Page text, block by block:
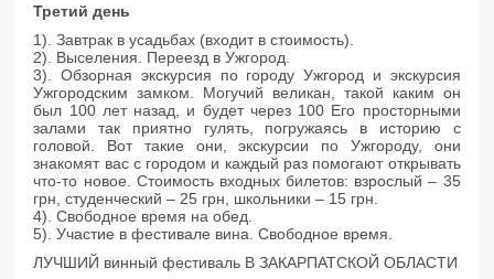
Третий день
1). Завтрак в усадьбах (входит в стоимость).
2). Выселения. Переезд в Ужгород.
3). Обзорная экскурсия по городу Ужгород и экскурсия
Ужгородским замком. Могучий великан, такой каким он
был 100 лет назад, и будет через 100 Его просторными
залами так приятно гулять, погружаясь в историю с
головой. Вот такие они, экскурсии по Ужгороду, они
знакомят вас с городом и каждый раз помогают открывать
что-то новое. Стоимость входных билетов: взрослый – 35
грн, студенческий – 25 грн, школьники – 15 грн.
4). Свободное время на обед.
5). Участие в фестивале вина. Свободное время.
ЛУЧШИЙ винный фестиваль В ЗАКАРПАТСКОЙ ОБЛАСТИ